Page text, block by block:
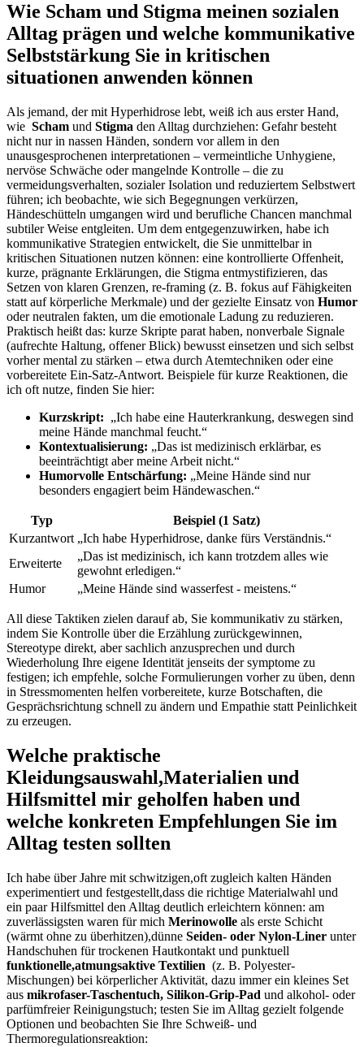
Wie⁢ Scham und Stigma meinen sozialen⁢
Alltag prägen und welche kommunikative
​Selbststärkung Sie in kritischen​
situationen anwenden können
Als jemand, der mit Hyperhidrose lebt, weiß ich aus ⁣erster Hand,
wie ⁤ Scham und Stigma den​ Alltag durchziehen: Gefahr besteht
⁣nicht nur in nassen ⁢Händen, sondern vor allem in​ den
unausgesprochenen ⁣interpretationen – vermeintliche Unhygiene,
nervöse Schwäche oder ‍mangelnde Kontrolle‍ – die zu
vermeidungsverhalten, sozialer Isolation und reduziertem ⁤Selbstwert
führen; ich ⁢beobachte,‌ wie ⁤sich Begegnungen ⁣verkürzen,
Händeschütteln umgangen wird und berufliche ‍Chancen manchmal
subtiler Weise⁢ entgleiten. Um dem entgegenzuwirken, habe ich
kommunikative Strategien⁤ entwickelt, die Sie unmittelbar in
⁤kritischen Situationen nutzen können: eine kontrollierte Offenheit,
kurze, prägnante‍ Erklärungen, die Stigma⁤ entmystifizieren, das
Setzen von‌ klaren Grenzen, re-framing (z.‍ B.‌ fokus‌ auf⁣ Fähigkeiten
statt ‍auf körperliche Merkmale) ‌und ⁣der gezielte Einsatz von Humor
oder neutralen‌ fakten, um die emotionale Ladung zu reduzieren.
Praktisch heißt​ das: kurze Skripte parat haben, nonverbale Signale⁣
(aufrechte Haltung, offener Blick) bewusst einsetzen und sich selbst
vorher ​mental zu stärken – ​etwa​ durch Atemtechniken oder eine
vorbereitete ⁣Ein-Satz-Antwort. Beispiele ⁤für kurze Reaktionen, die
ich oft nutze,​ finden Sie hier:
Kurzskript: ⁤ „Ich habe eine Hauterkrankung, deswegen sind
meine Hände manchmal feucht.“
Kontextualisierung: „Das ist medizinisch erklärbar, es
beeinträchtigt aber meine Arbeit ⁣nicht.“
Humorvolle Entschärfung: „Meine Hände sind nur⁢
besonders engagiert​ beim Händewaschen.“
Typ
Beispiel (1 Satz)
Kurzantwort „Ich habe Hyperhidrose, danke fürs Verständnis.“
Erweiterte
„Das ⁣ist medizinisch, ich kann trotzdem alles wie
gewohnt erledigen.“
Humor
„Meine Hände​ sind wasserfest ⁣- meistens.“
All diese Taktiken zielen⁢ darauf ab, Sie kommunikativ zu stärken,
indem Sie Kontrolle über die Erzählung zurückgewinnen,
Stereotype ⁤direkt,‍ aber sachlich anzusprechen und ‌durch
Wiederholung Ihre⁣ eigene Identität​ jenseits der symptome zu
festigen; ich empfehle, solche Formulierungen⁤ vorher zu üben, ⁣denn
⁢in Stressmomenten helfen vorbereitete, kurze Botschaften, die⁣
Gesprächsrichtung schnell zu ändern und Empathie statt Peinlichkeit
​zu erzeugen.
Welche praktische
Kleidungsauswahl,Materialien‌ und
Hilfsmittel ⁣mir ‌geholfen haben und
welche konkreten Empfehlungen Sie im
Alltag testen ⁤sollten
Ich ​habe über Jahre mit schwitzigen,oft zugleich kalten ‍Händen
‍experimentiert und festgestellt,dass ​die richtige⁢ Materialwahl und⁢
ein paar Hilfsmittel den‍ Alltag deutlich erleichtern können: am
zuverlässigsten waren‌ für mich⁤ Merinowolle ⁤als erste Schicht
(wärmt ohne zu überhitzen),dünne Seiden- oder Nylon-Liner unter⁤
Handschuhen für​ trockenen Hautkontakt und punktuell
funktionelle,atmungsaktive‍ Textilien ⁣ (z. B. Polyester-
Mischungen) bei körperlicher Aktivität, dazu⁢ immer ein kleines Set
aus mikrofaser-Taschentuch, Silikon-Grip-Pad und ⁣alkohol- oder
parfümfreier Reinigungstuch; testen Sie im Alltag gezielt⁣ folgende
Optionen ⁣und beobachten Sie Ihre ​Schweiß-⁣ und
Thermoregulationsreaktion: ⁤